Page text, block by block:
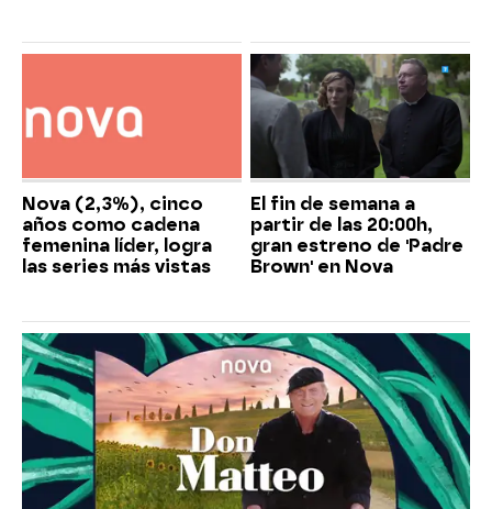
Nova (2,3%), cinco
años como cadena
femenina líder, logra
las series más vistas
El fin de semana a
partir de las 20:00h,
gran estreno de 'Padre
Brown' en Nova